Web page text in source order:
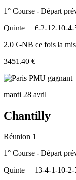
1° Course - Départ
Quinte
6-2-12-10-4-
2.0 €-NB de fois la
3451.40 €
mardi 28 avril
Chantilly
Réunion 1
1° Course - Départ
Quinte
13-4-1-10-2-